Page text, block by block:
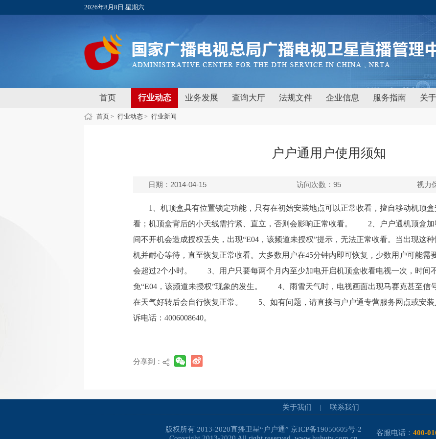
2026年8月8日 星期六
首页 行业动态 业务发展 查询大厅 法规文件 企业信息 服务指南 关
首页 > 行业动态 > 行业新闻
户户通用户使用须知
日期：2014-04-15 访问次数： 95 视力
1、机顶盒具有位置锁定功能，只有在初始安装地点可以正常收看，擅自移动机顶盒
看；机顶盒背后的小天线需拧紧、直立，否则会影响正常收看。 2、户户通机顶盒加
间不开机会造成授权丢失，出现“E04，该频道未授权”提示，无法正常收看。当出现这
机并耐心等待，直至恢复正常收看。大多数用户在45分钟内即可恢复，少数用户可能需
会超过2个小时。 3、用户只要每两个月内至少加电开启机顶盒收看电视一次，时间
免“E04，该频道未授权”现象的发生。 4、雨雪天气时，电视画面出现马赛克甚至信
在天气好转后会自行恢复正常。 5、如有问题，请直接与户户通专营服务网点或
诉电话：4006008640。
分享到：
关于我们 | 联系我们
版权所有 2013-2020直播卫星“户户通” 京ICP备19050605号-2
客服电话： 400-